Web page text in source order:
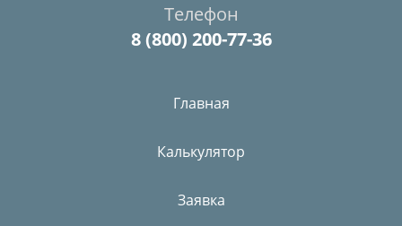
Телефон
8 (800) 200-77-36
Главная
Калькулятор
Заявка